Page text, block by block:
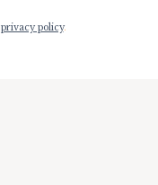
privacy policy.